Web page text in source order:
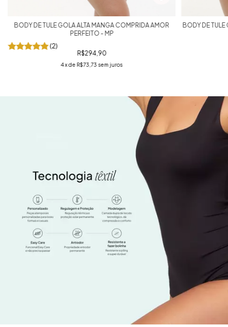
BODY DE TULE GOLA ALTA MANGA COMPRIDA AMOR
PERFEITO - MP
(2)
R$294,90
4x de R$73,73 sem juros
BODY DE